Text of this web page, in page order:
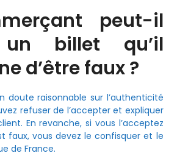
peut-il
un billet qu’il
d’être faux ?
doute raisonnable sur l’authenticité
refuser de l’accepter et expliquer
En revanche, si vous l’acceptez
faux, vous devez le confisquer et le
de France.